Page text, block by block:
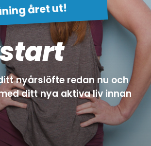
året ut!
nyårslöfte redan nu och
ditt nya aktiva liv innan